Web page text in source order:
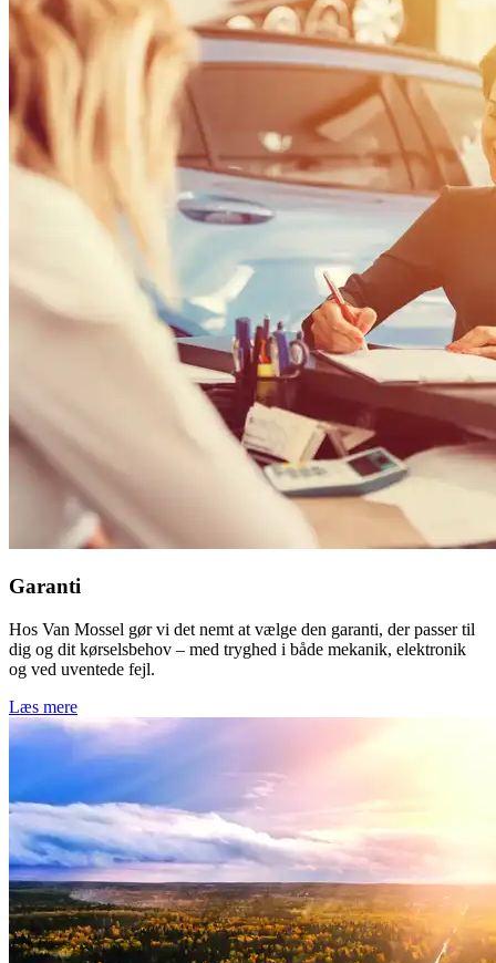
Garanti
Hos Van Mossel gør vi det nemt at vælge den garanti, der passer til
dig og dit kørselsbehov – med tryghed i både mekanik, elektronik
og ved uventede fejl.
Læs mere